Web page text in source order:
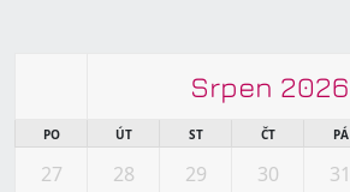
Srpen 2026
PO ÚT ST ČT PÁ
27 28 29 30 31